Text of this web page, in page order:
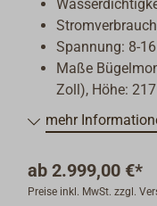
Spannung: 8-
Maße
Zoll), Höhe:
einschließlich
Maße
einschließlich
GPS: GPS,
mehr
ab 2.999,00 €*
Preise inkl. MwSt. zzgl.